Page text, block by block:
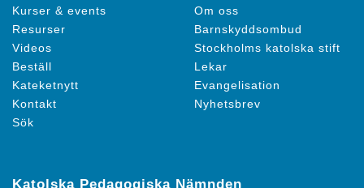
Kurser & events
Resurser
Videos
Beställ
Kateketnytt
Kontakt
Sök
Om oss
Barnskyddsombud
Stockholms katolska stift
Lekar
Evangelisation
Nyhetsbrev
Katolska Pedagogiska Nämnden